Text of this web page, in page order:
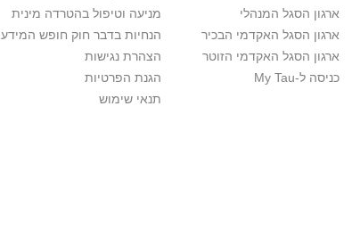
ארגון הסגל המנהלי
ארגון הסגל האקדמי הבכיר
ארגון הסגל האקדמי הזוטר
כניסה ל-My Tau
מניעה וטיפול בהטרדה מינית
הנחיות בדבר חוק חופש המידע
הצהרת נגישות
הגנת הפרטיות
תנאי שימוש